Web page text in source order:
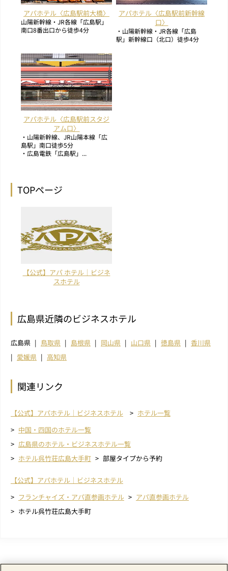
アパホテル〈広島駅前大橋〉
山陽新幹線・JR各線「広島駅」
南口8番出口から徒歩4分
アパホテル〈広島駅前新幹線
口〉
・山陽新幹線・JR各線「広島
駅」新幹線口（北口）徒歩4分
アパホテル〈広島駅前スタジ
アム口〉
・山陽新幹線、JR山陽本線「広
島駅」南口徒歩5分
・広島電鉄「広島駅」...
TOPページ
【公式】アパ ホテル｜ビジネ
スホテル
広島県近隣のビジネスホテル
広島県 鳥取県 島根県 岡山県 山口県 徳島県
香川県
愛媛県
高知県
関連リンク
【公式】アパホテル｜ビジネスホテル
ホテル一覧
中国・四国のホテル一覧
広島県のホテル・ビジネスホテル一覧
ホテル呉竹荘広島大手町
部屋タイプから予約
【公式】アパホテル｜ビジネスホテル
フランチャイズ・アパ直参画ホテル
アパ直参画ホテル
ホテル呉竹荘広島大手町